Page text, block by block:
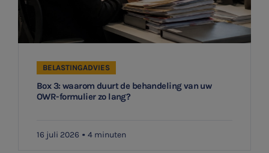
Box 3: waarom duurt de behandeling van uw
OWR-formulier zo lang?
BELASTINGADVIES
16 juli 2026 4 minuten